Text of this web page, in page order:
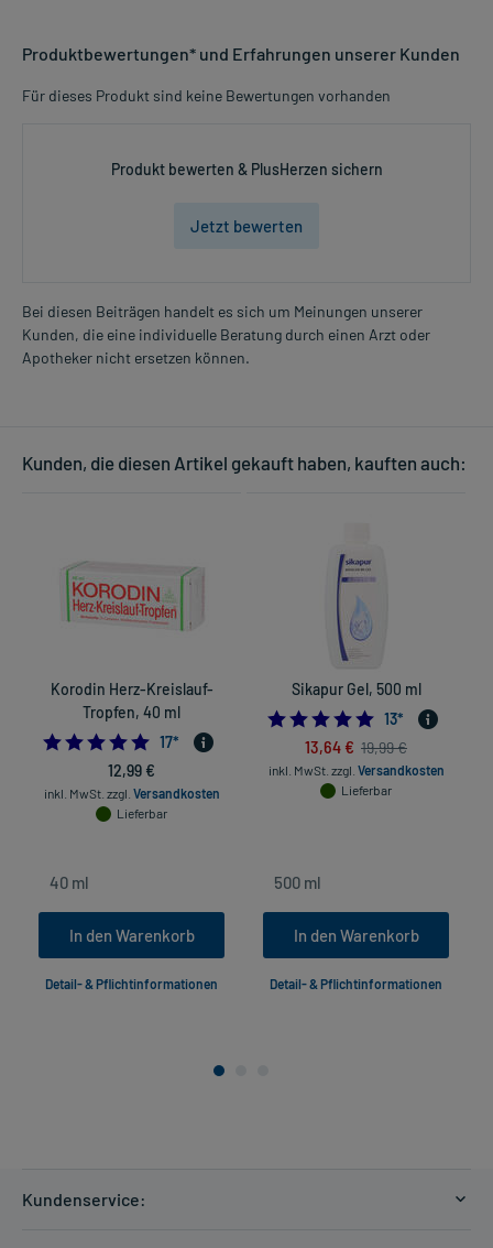
Produktbewertungen* und Erfahrungen unserer Kunden
Für dieses Produkt sind keine Bewertungen vorhanden
Produkt bewerten & PlusHerzen sichern
Jetzt bewerten
Bei diesen Beiträgen handelt es sich um Meinungen unserer
Kunden, die eine individuelle Beratung durch einen Arzt oder
Apotheker nicht ersetzen können.
Kunden, die diesen Artikel gekauft haben, kauften auch:
Korodin Herz-Kreislauf-
Tropfen, 40 ml
5.0
17*
12,99 €
inkl. MwSt. zzgl. Versandkosten
Lieferbar
In den Warenkorb
Detail- & Pflichtinformationen
Sikapur Gel, 500 ml
13*
13,64 € 19,99 €
inkl. MwSt. zzgl. Versandkosten
Lieferbar
In den Warenkorb
Detail- & Pflichtinformationen
Kundenservice: